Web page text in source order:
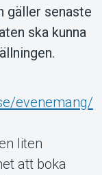
gäller senaste
ska kunna
evenemang/
liten
att boka